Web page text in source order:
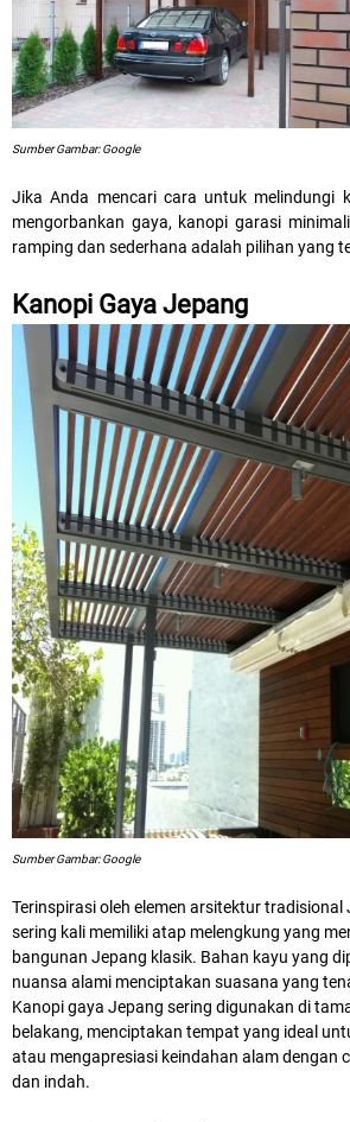
Sumber Gambar: Google
Jika Anda mencari cara untuk melindungi
mengorbankan gaya, kanopi garasi
ramping dan sederhana adalah pilihan yang
Kanopi Gaya Jepang
Sumber Gambar: Google
Terinspirasi oleh elemen arsitektur tradisional
sering kali memiliki atap melengkung yang
bangunan Jepang klasik. Bahan kayu yang
nuansa alami menciptakan suasana yang
Kanopi gaya Jepang sering digunakan di
belakang, menciptakan tempat yang ideal
atau mengapresiasi keindahan alam dengan
dan indah.